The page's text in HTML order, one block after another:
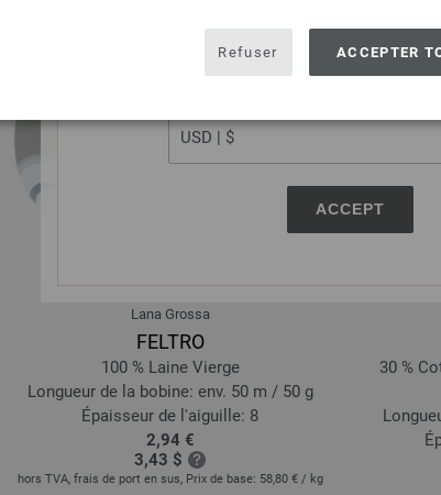
USA - The United States of
ACCEPT
Refuser ACCEPTER
Lana Grossa
FELTRO
100 % Laine Vierge
Longueur de la bobine: env. 50 m / 50 g
Épaisseur de l'aiguille: 8
2,94 €
3,43 $
hors TVA, frais de port en sus, Prix de base: 58,80 € / kg
30 %